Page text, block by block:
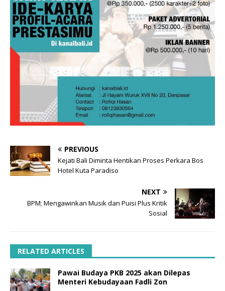
PREVIOUS
Kejati Bali Diminta Hentikan Proses Perkara Bos
Hotel Kuta Paradiso
NEXT
BPM; Mengawinkan Musik dan Puisi Plus Kritik
Sosial
RELATED ARTICLES
Pawai Budaya PKB 2025 akan Dilepas
Menteri Kebudayaan Fadli Zon